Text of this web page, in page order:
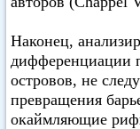
Наконец,
дифференциации
островов, не
превращения
окаймляющие